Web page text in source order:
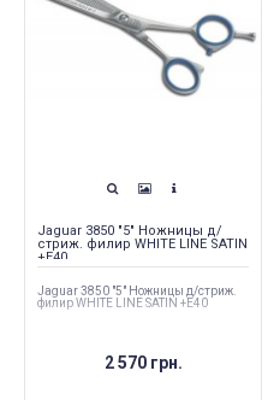
Jaguar 3850 "5" Ножницы д/
стриж. филир WHITE LINE SATIN
+E40
Jaguar 3850 "5" Ножницы д/стриж.
филир WHITE LINE SATIN +E40
2 570 грн.